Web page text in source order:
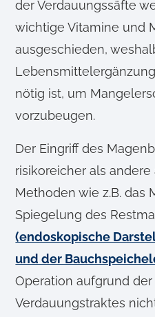
l
der Verdauungssäfte
wichtige Vitamine und
ausgeschieden,
nötig ist, um
vorzubeugen.
Der Eingriff des
risikoreicher als
Methoden wie z.B. das
Spiegelung des
(endoskopische
und der
Operation aufgrund
Verdauungstraktes